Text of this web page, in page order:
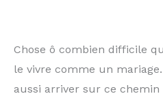
Chose ô combien difficile
le vivre comme un
aussi arriver sur ce